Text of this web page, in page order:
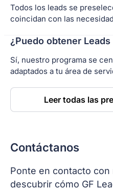
Todos los leads se
coincidan con las
¿Puedo obtener
Sí, nuestro programa se
adaptados a tu área de
Leer todas las
Contáctanos
Ponte en contacto
descubrir cómo GF